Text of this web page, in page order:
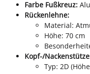
Farbe Fußkreuz:
Rückenlehne:
Material:
Höhe: 70 cm
Kopf-/
Typ: 2D